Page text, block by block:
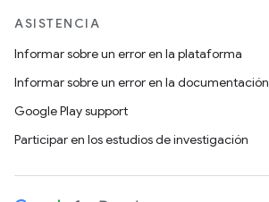
ASISTENCIA
Informar sobre un error en la plataforma
Informar sobre un error en la documentación
Google Play support
Participar en los estudios de investigación